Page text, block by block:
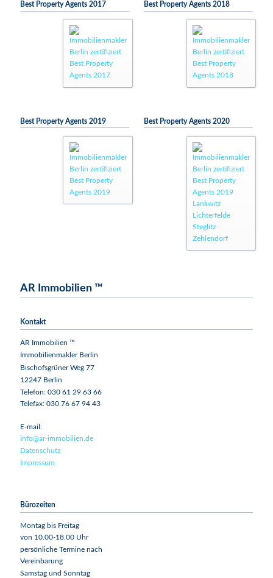
Best Property Agents 2017 Best Property Agents 2018
Best Property Agents 2019 Best Property Agents 2020
AR Immobilien ™
Kontakt
AR Immobilien ™
Immobilienmakler Berlin
Bischofsgrüner Weg 77
12247 Berlin
Telefon: 030 61 29 63 66
Telefax: 030 76 67 94 43
E-mail:
info@ar-immobilien.de
Datenschutz
Impressum
Bürozeiten
Montag bis Freitag
von 10.00-18.00 Uhr
persönliche Termine nach
Vereinbarung
Samstag und Sonntag